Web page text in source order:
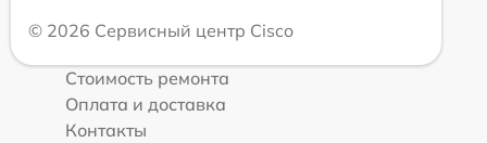
© 2026 Сервисный центр Cisco
Стоимость ремонта
Оплата и доставка
Контакты